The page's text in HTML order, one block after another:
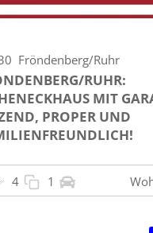
Fröndenberg/Ruhr
RUHR:
MIT
PROPER UND
4 1